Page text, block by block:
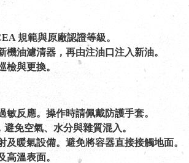
規範與原廠認證等級。
油濾清器，再由注油口注入新油。
與更換。
反應。操作時請佩戴防護手套。
免空氣、水分與雜質混入。
暖氣設備。避免將容器直接接觸地面。
溫表面。